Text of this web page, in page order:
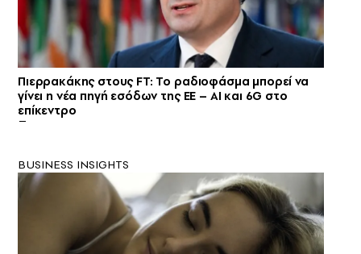
Πιερρακάκης στους FT: Το ραδιοφάσμα μπορεί να
γίνει η νέα πηγή εσόδων της ΕΕ – AI και 6G στο
επίκεντρο
BUSINESS INSIGHTS